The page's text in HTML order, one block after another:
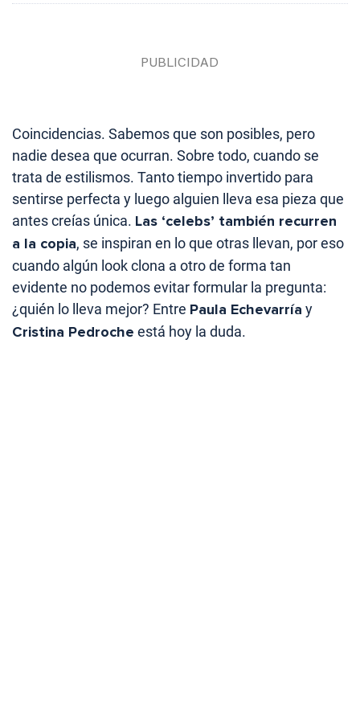
Coincidencias. Sabemos que son posibles, pero
nadie desea que ocurran. Sobre todo, cuando se
trata de estilismos. Tanto tiempo invertido para
sentirse perfecta y luego alguien lleva esa pieza que
antes creías única. Las ‘celebs’ también recurren
a la copia, se inspiran en lo que otras llevan, por eso
cuando algún look clona a otro de forma tan
evidente no podemos evitar formular la pregunta:
¿quién lo lleva mejor? Entre Paula Echevarría y
Cristina Pedroche está hoy la duda.